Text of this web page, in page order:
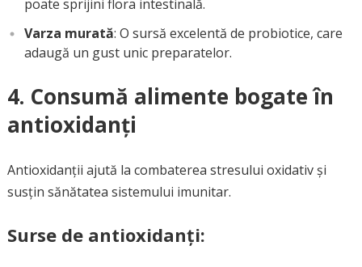
poate sprijini flora intestinală.
Varza murată: O sursă excelentă de probiotice, care
adaugă un gust unic preparatelor.
4. Consumă alimente bogate în
antioxidanți
Antioxidanții ajută la combaterea stresului oxidativ și
susțin sănătatea sistemului imunitar.
Surse de antioxidanți: